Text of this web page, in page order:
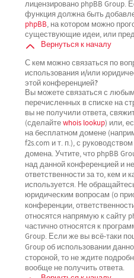
лицензировано phpBB Group.
функция должна быть
phpBB, на котором можно
существующие идеи, или
Вернуться к началу
С кем можно связаться по
использования и/или
этой конференцией?
Вы можете связаться с
перечисленных в списке на
вы не получили ответа,
(сделайтеwhois lookup) или,
на бесплатном домене
f2s.com и т. п.), с
домена. Учтите, что phpBB
над данной конференциейи
ответственности за то, кем и
используется. Не
юридическим вопросам (о
конференции,
относятся напрямуюк сайту
частично относятся к
Group. Если же вы всё-таки
Group об использовании
стороной, то не ждите
вообще не получить ответа.